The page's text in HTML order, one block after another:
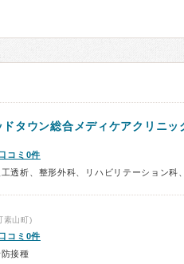
タウン総合メディケアクリニッ
コミ0件
素山町)
コミ0件
接種